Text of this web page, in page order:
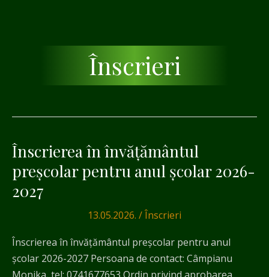
Înscrieri
Înscrierea în învățământul
preșcolar pentru anul școlar 2026-
2027
13.05.2026. /Înscrieri
Înscrierea în învățământul preșcolar pentru anul
școlar 2026-2027 Persoana de contact: Câmpianu
Înscrierea
învățământul
școlar
2026-